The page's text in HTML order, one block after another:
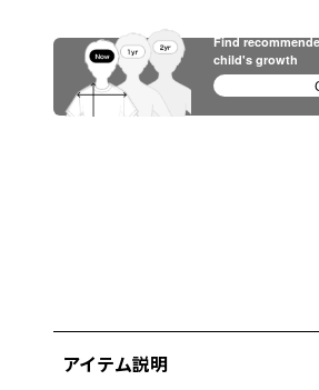
アイテム説明
Find
child's growth